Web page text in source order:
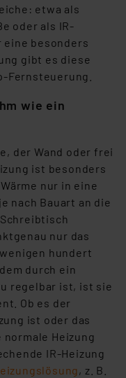
zur Einbindung von
daher ggf. auch
Drittanbietern
erhalten Sie in
Dies bedeutet,
wird. So
ohne dass
bestehen.
stützt
der
eigenen
Daten,
etwa als
oder als IR-
besonders
gibt es diese
Fernsteuerung.
wie ein
der Wand oder frei
ist besonders
nur in eine
nach Bauart an die
nur das
hundert
durch ein
regelbar ist, ist sie
Ob es der
ist oder das
Heizung
IR-Heizung
, z. B.